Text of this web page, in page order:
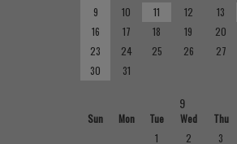
9
10 11 12 13
16
17 18 19 20
23
24 25 26 27
30
31
9
Sun Mon Tue Wed Thu
1
2 3